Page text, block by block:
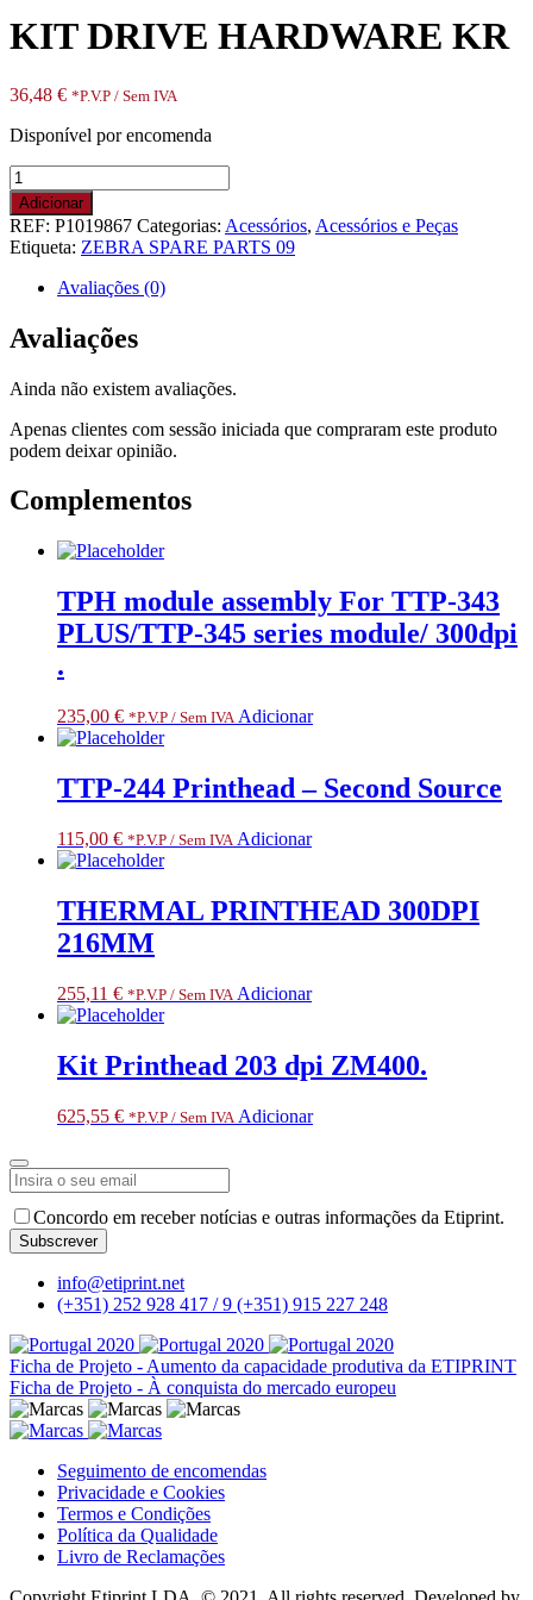
KIT DRIVE HARDWARE KR
36,48 € *P.V.P / Sem IVA
Disponível por encomenda
Quantidade
de
KIT
DRIVE
HARDWARE
Adicionar
REF: P1019867 Categorias: Acessórios, Acessórios e Peças
Etiqueta: ZEBRA SPARE PARTS 09
Avaliações (0)
Avaliações
Ainda não existem avaliações.
Apenas clientes com sessão iniciada que compraram este produto
podem deixar opinião.
Complementos
TPH module assembly For TTP-343
PLUS/TTP-345 series module/ 300dpi
.
235,00 € *P.V.P / Sem IVA Adicionar
TTP-244 Printhead – Second Source
115,00 € *P.V.P / Sem IVA Adicionar
THERMAL PRINTHEAD 300DPI
216MM
255,11 € *P.V.P / Sem IVA Adicionar
Kit Printhead 203 dpi ZM400.
625,55 € *P.V.P / Sem IVA Adicionar
Concordo em receber notícias e outras informações da Etiprint.
Subscrever
Name
*
info@etiprint.net
(+351) 252 928 417 / 9 (+351) 915 227 248
Ficha de Projeto - Aumento da capacidade produtiva da ETIPRINT
Ficha de Projeto - À conquista do mercado europeu
Seguimento de encomendas
Privacidade e Cookies
Termos e Condições
Política da Qualidade
Livro de Reclamações